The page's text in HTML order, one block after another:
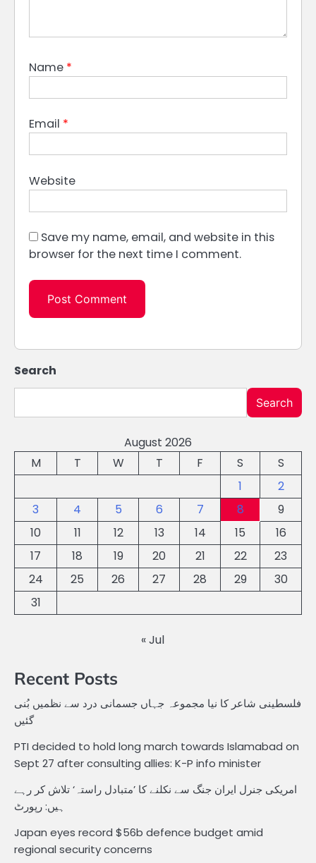
Name *
Email *
Website
Save my name, email, and website in this
browser for the next time I comment.
Search
Search
August 2026
M
T W T F S
S
1
2
3
4 5 6 7 8
9
10
11 12 13 14 15
16
17
18 19 20 21 22
23
24
25 26 27 28 29
30
31
« Jul
Recent Posts
فلسطینی شاعر کا نیا مجموعہ جہاں جسمانی درد سے نظمیں بُنی
گئیں
PTI decided to hold long march towards Islamabad on
Sept 27 after consulting allies: K-P info minister
امریکی جنرل ایران جنگ سے نکلنے کا ’متبادل راستہ‘ تلاش کر رہے
ہیں: رپورٹ
Japan eyes record $56b defence budget amid
regional security concerns